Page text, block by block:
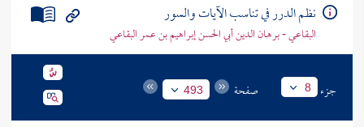
نظم الدرر في تناسب الآيات والسور
البقاعي - برهان الدين أبي الحسن إبراهيم بن عمر البقاعي
جزء 8 صفحة 493